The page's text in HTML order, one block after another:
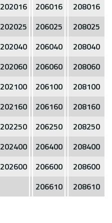
202016 206016
208016
202025 206025
208025
202040 206040
208040
202060 206060
208060
202100 206100
208100
202160 206160
208160
202250 206250
208250
202400 206400
208400
202600 206600
208600
206610 208610